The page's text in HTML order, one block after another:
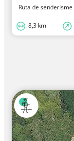
Ruta de senderisme
8,3 km